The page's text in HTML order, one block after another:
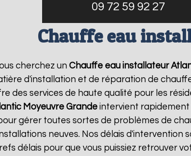
09 72 59 92 27
Chauffe eau
cherchez un Chauffe eau installateur
d'installation et de réparation de
des services de haute qualité pour les
Moyeuvre Grandeintervient rapidement
gérer toutes sortes de problèmes de
neuves. Nos délais d'intervention
délais pour que vous puissiez retrouver